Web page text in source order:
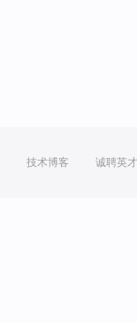
技术博客 诚聘英才